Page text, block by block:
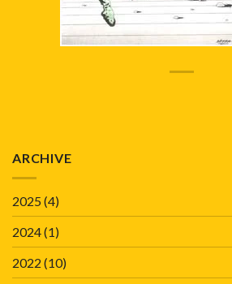
ARCHIVE
2025(4)
2024(1)
2022 (10)